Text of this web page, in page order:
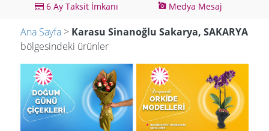
6 Ay Taksit İmkanı
add_a_photo Medya Mesaj
Ana Sayfa > Karasu Sinanoğlu Sakarya, SAKARYA
bölgesindeki ürünler